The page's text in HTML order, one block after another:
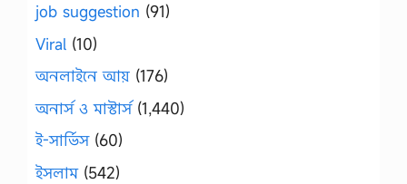
job suggestion (91)
Viral (10)
অনলাইনে আয় (176)
অনার্স ও মাস্টার্স(1,440)
ই-সার্ভিস(60)
ইসলাম(542)